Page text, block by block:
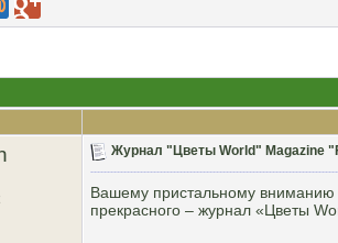
Журнал "Цветы World" Magazine
Вашему пристальному вниманию
прекрасного – журнал «Цветы